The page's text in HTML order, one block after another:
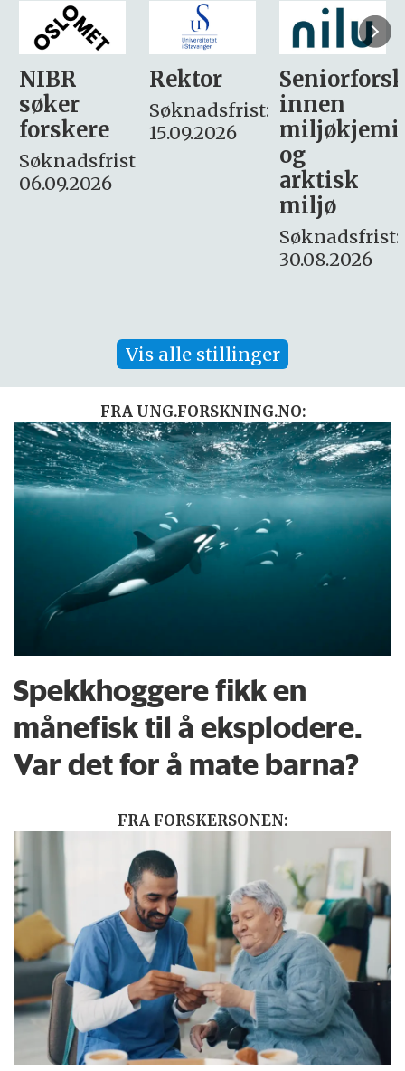
Rektor
Søknadsfrist:
15.09.2026
Seniorforsker
innen
miljøkjemi
søker
– fast
Søknadsfrist:
16. august.
Vis alle stillinger
FRA UNG.FORSKNING.NO:
Spekkhoggere fikk en
månefisk til å eksplodere.
Var det for å mate barna?
FRA FORSKERSONEN: